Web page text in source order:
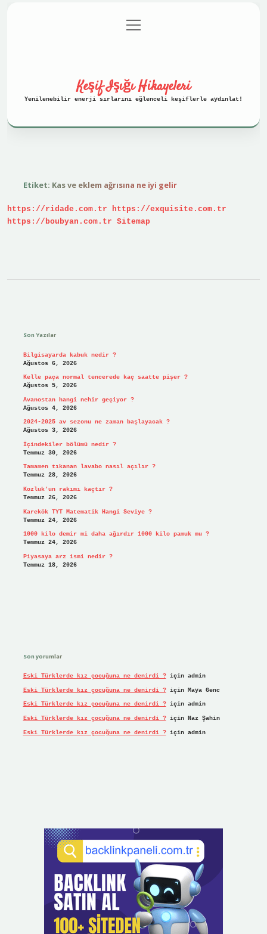
Gizlilik Politikası
menüyü
aç
Keşif Işığı Hikayeleri
Yenilenebilir enerji sırlarını eğlenceli keşiflerle aydınlat!
Etiket: Kas ve eklem ağrısına ne iyi gelir
https://ridade.com.tr
https://exquisite.com.tr
https://boubyan.com.tr Sitemap
Son Yazılar
Bilgisayarda kabuk nedir ?
Ağustos 6, 2026
Kelle paça normal tencerede kaç saatte pişer ?
Ağustos 5, 2026
Avanostan hangi nehir geçiyor ?
Ağustos 4, 2026
2024-2025 av sezonu ne zaman başlayacak ?
Ağustos 3, 2026
İçindekiler bölümü nedir ?
Temmuz 30, 2026
Tamamen tıkanan lavabo nasıl açılır ?
Temmuz 28, 2026
Kozluk’un rakımı kaçtır ?
Temmuz 26, 2026
Karekök TYT Matematik Hangi Seviye ?
Temmuz 24, 2026
1000 kilo demir mi daha ağırdır 1000 kilo pamuk mu ?
Temmuz 24, 2026
Piyasaya arz ismi nedir ?
Temmuz 18, 2026
Son yorumlar
Eski Türklerde kız çocuğuna ne denirdi ?için admin
Eski Türklerde kız çocuğuna ne denirdi ?için Maya Genc
Eski Türklerde kız çocuğuna ne denirdi ?için admin
Eski Türklerde kız çocuğuna ne denirdi ?için Naz Şahin
Eski Türklerde kız çocuğuna ne denirdi ?için admin